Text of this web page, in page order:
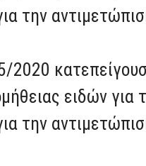
την
2020
ειδών για
την